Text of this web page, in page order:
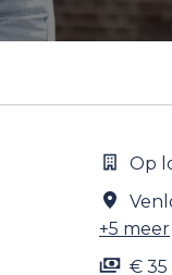
Op
+5 meer
€